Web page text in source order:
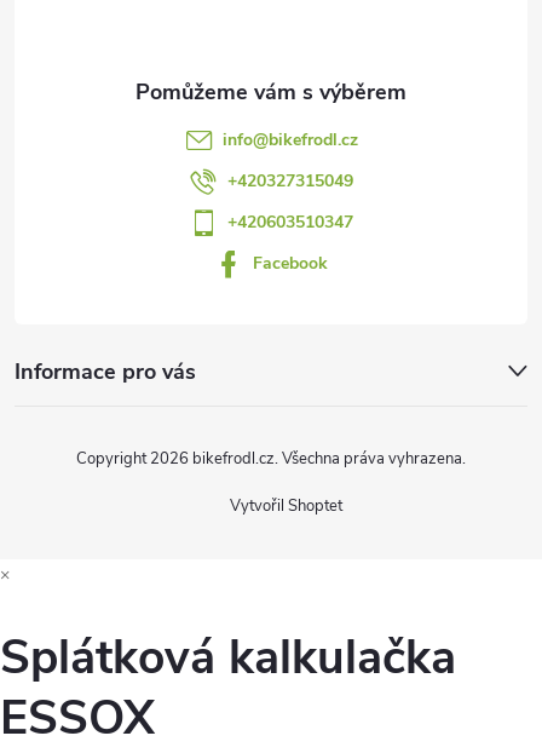
info@bikefrodl.cz
+420327315049
+420603510347
Facebook
Informace pro vás
Vytvořil Shoptet
Copyright 2026 bikefrodl.cz. Všechna práva vyhrazena.
×
Splátková kalkulačka
ESSOX